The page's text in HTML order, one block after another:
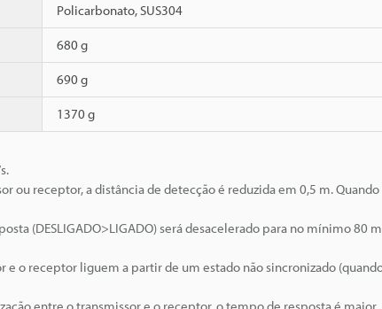
Policarbonato, SUS304
680 g
690 g
1370 g
ou receptor, a distância de detecção é reduzida em 0,5 m.
(DESLIGADO>LIGADO) será desacelerado para no mínimo 80
e o receptor liguem a partir de um estado não sincronizado
entre o transmissor e o receptor, o tempo de resposta é maior.